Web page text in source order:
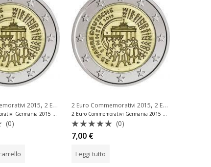
2015, 2 Euro Commemorativi Germania
2 Euro Commemorativi Germania 2015 Riunificazione Zecca F
(0)
2 Euro Commemorativi 2015, 2 Euro Commemorativi Germania
2 Euro Commemorativi Germania 2015 Riunificazione Zecca G
Valutato
0
5
(0)
7,00 €
Leggi tutto